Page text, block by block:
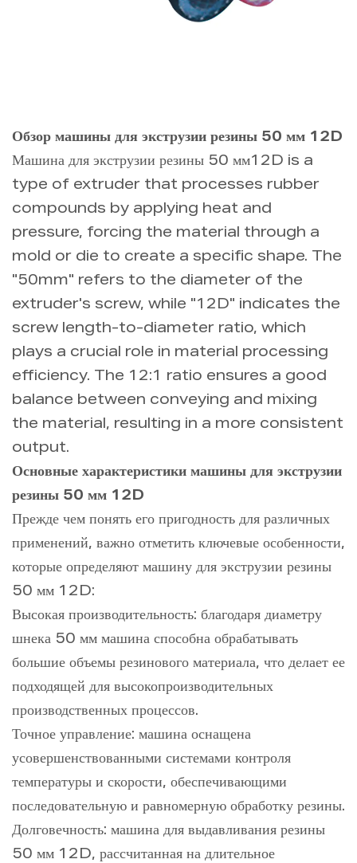
Обзор машины для экструзии резины 50 мм 12D
Машина для экструзии резины 50 мм12D is a
type of extruder that processes rubber
compounds by applying heat and
pressure, forcing the material through a
mold or die to create a specific shape. The
"50mm" refers to the diameter of the
extruder's screw, while "12D" indicates the
screw length-to-diameter ratio, which
plays a crucial role in material processing
efficiency. The 12:1 ratio ensures a good
balance between conveying and mixing
the material, resulting in a more consistent
output.
Основные характеристики машины для экструзии
резины 50 мм 12D
Прежде чем понять его пригодность для различных
применений, важно отметить ключевые особенности,
которые определяют машину для экструзии резины
50 мм 12D:
Высокая производительность: благодаря диаметру
шнека 50 мм машина способна обрабатывать
большие объемы резинового материала, что делает ее
подходящей для высокопроизводительных
производственных процессов.
Точное управление: машина оснащена
усовершенствованными системами контроля
температуры и скорости, обеспечивающими
последовательную и равномерную обработку резины.
Долговечность: машина для выдавливания резины
50 мм 12D, рассчитанная на длительное